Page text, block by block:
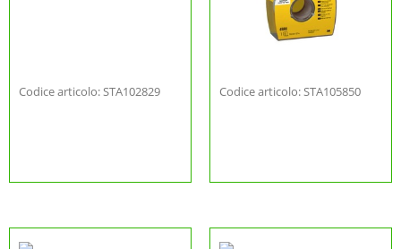
Codice articolo: STA102829 Codice articolo: STA105850